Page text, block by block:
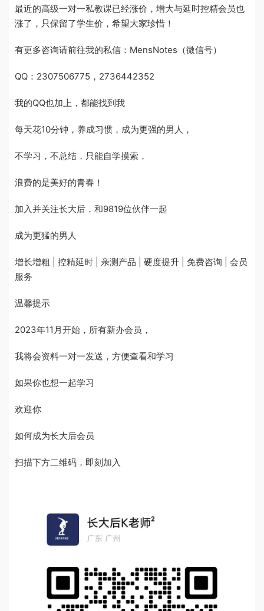
最近的高级一对一私教课已经涨价，增大与延时控精会员也
涨了，只保留了学生价，希望大家珍惜！
有更多咨询请前往我的私信：MensNotes（微信号）
QQ：2307506775，2736442352
我的QQ也加上，都能找到我
每天花10分钟，养成习惯，成为更强的男人，
不学习，不总结，只能自学摸索，
浪费的是美好的青春！
加入并关注长大后，和9819位伙伴一起
成为更猛的男人
增长增粗 | 控精延时 | 亲测产品 | 硬度提升 | 免费咨询 | 会员
服务
温馨提示
2023年11月开始，所有新办会员，
我将会资料一对一发送，方便查看和学习
如果你也想一起学习
欢迎你
如何成为长大后会员
扫描下方二维码，即刻加入